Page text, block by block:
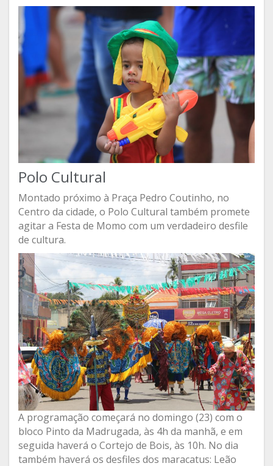
Polo Cultural
Montado próximo à Praça Pedro Coutinho, no
Centro da cidade, o Polo Cultural também promete
agitar a Festa de Momo com um verdadeiro desfile
de cultura.
A programação começará no domingo (23) com o
bloco Pinto da Madrugada, às 4h da manhã, e em
seguida haverá o Cortejo de Bois, às 10h. No dia
também haverá os desfiles dos maracatus: Leão